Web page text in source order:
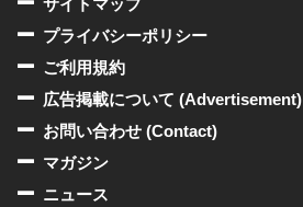
サイトマップ
プライバシーポリシー
ご利用規約
広告掲載について (Advertisement)
お問い合わせ (Contact)
マガジン
ニュース